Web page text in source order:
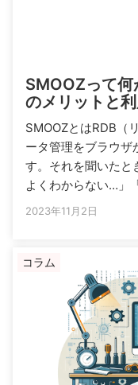
SMOOZって何
のメリットと
SMOOZとはRDB（
ータ管理をブラウザ
す。それを聞いたと
よくわからない…」
2023年11月2日
コラム